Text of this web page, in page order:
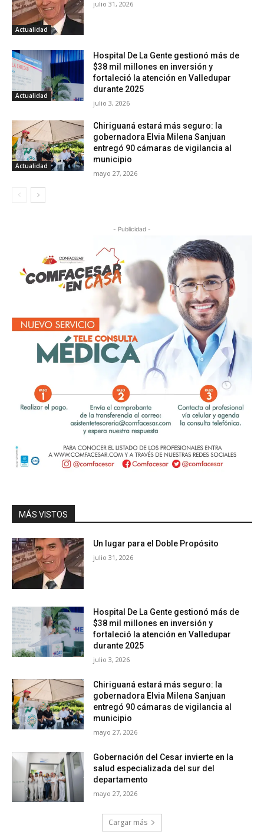
Actualidad
julio 31, 2026
Actualidad
Hospital De La Gente gestionó más de
$38 mil millones en inversión y
fortaleció la atención en Valledupar
durante 2025
julio 3, 2026
Actualidad
Chiriguaná estará más seguro: la
gobernadora Elvia Milena Sanjuan
entregó 90 cámaras de vigilancia al
municipio
mayo 27, 2026
- Publicidad -
MÁS VISTOS
Un lugar para el Doble Propósito
julio 31, 2026
Hospital De La Gente gestionó más de
$38 mil millones en inversión y
fortaleció la atención en Valledupar
durante 2025
julio 3, 2026
Chiriguaná estará más seguro: la
gobernadora Elvia Milena Sanjuan
entregó 90 cámaras de vigilancia al
municipio
mayo 27, 2026
Gobernación del Cesar invierte en la
salud especializada del sur del
departamento
mayo 27, 2026
Cargar más